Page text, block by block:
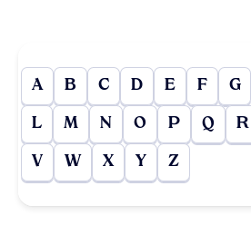
A B C D E F G
L M N O P Q R
V W X Y Z